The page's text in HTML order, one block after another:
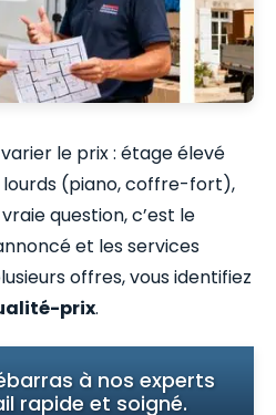
le prix : étage élevé
lourds (piano, coffre-fort),
question, c’est le
et les services
offres, vous identifiez
prix.
à nos experts
rapide et soigné.